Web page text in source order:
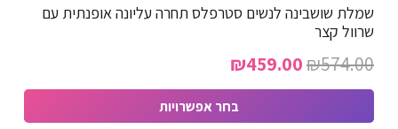
סוגים.
ניתן
לבחור
את
שמלת שושבינה לנשים סטרפלס תחרה עליונה אופנתית עם
שרוול קצר
₪574.00
המחיר
המקורי
₪459.00
הנוכחי
הוא:
בחר אפשרויות